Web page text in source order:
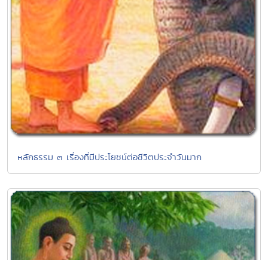
หลักธรรม ๓ เรื่องที่มีประโยชน์ต่อชีวิตประจำวันมาก